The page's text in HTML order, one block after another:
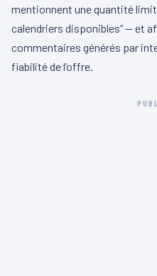
mentionnent une quantité
calendriers disponibles” — et
commentaires générés par
fiabilité de l’offre.